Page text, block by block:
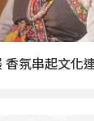
氛串起文化